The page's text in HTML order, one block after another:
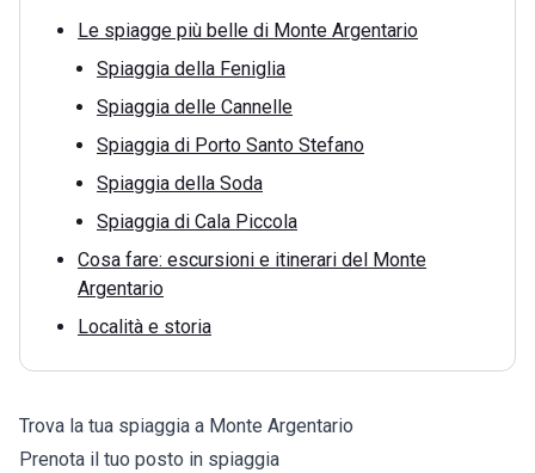
Le spiagge più belle di Monte Argentario
Spiaggia della Feniglia
Spiaggia delle Cannelle
Spiaggia di Porto Santo Stefano
Spiaggia della Soda
Spiaggia di Cala Piccola
Cosa fare: escursioni e itinerari del Monte
Argentario
Località e storia
Trova la tua spiaggia a Monte Argentario
Prenota il tuo posto in spiaggia